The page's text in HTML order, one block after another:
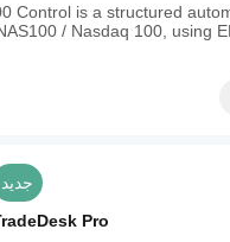
Control is a structured
/ Nasdaq 100, using
جديد
Pro